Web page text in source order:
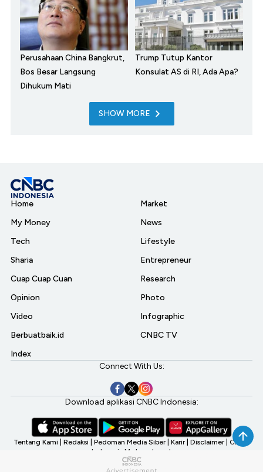
Perusahaan China Bangkrut,
Bos Besar Langsung
Dihukum Mati
Trump Tutup Kantor
Konsulat AS di RI, Ada Apa?
SHOW MORE
Home
My Money
Tech
Sharia
Cuap Cuap Cuan
Opinion
Video
Berbuatbaik.id
Index
Market
News
Lifestyle
Entrepreneur
Research
Photo
Infographic
CNBC TV
Connect With Us:
Download aplikasi CNBC Indonesia:
Tentang Kami Redaksi Pedoman Media Siber Karir Disclaimer CNBC
Indonesia My Investment
©2026 CNBC Indonesia, A Transmedia Company